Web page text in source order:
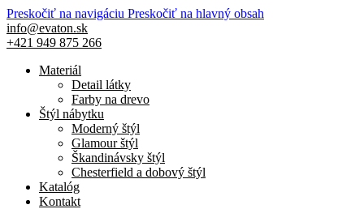
Preskočiť na navigáciu Preskočiť na hlavný obsah
info@evaton.sk
+421 949 875 266
Materiál
Detail látky
Farby na drevo
Štýl nábytku
Moderný štýl
Glamour štýl
Škandinávsky štýl
Chesterfield a dobový štýl
Katalóg
Kontakt